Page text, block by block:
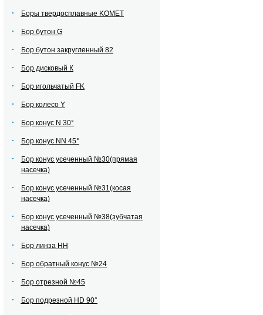
Боры твердосплавные KOMET
Бор бутон G
Бор бутон закругленный 82
Бор дисковый К
Бор игольчатый FK
Бор колесо Y
Бор конус N 30°
Бор конус NN 45°
Бор конус усеченный №30(прямая
насечка)
Бор конус усеченный №31(косая
насечка)
Бор конус усеченный №38(зубчатая
насечка)
Бор линза НН
Бор обратный конус №24
Бор отрезной №45
Бор подрезной HD 90°